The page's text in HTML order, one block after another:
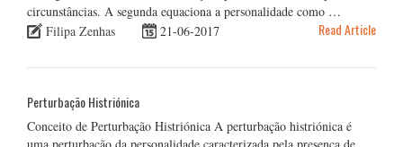
circunstâncias. A segunda equaciona a personalidade como …
Filipa Zenhas
21-06-2017 Read Article
Perturbação Histriónica
Conceito de Perturbação Histriónica A perturbação histriónica é